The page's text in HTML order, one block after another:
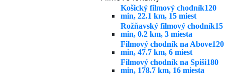
Košický filmový chodník120
min, 22.1 km, 15 miest
Rožňavský filmový chodník15
min, 0.2 km, 3 miesta
Filmový chodník na Above120
min, 47.7 km, 6 miest
Filmový chodník na Spiši180
min, 178.7 km, 16 miesta